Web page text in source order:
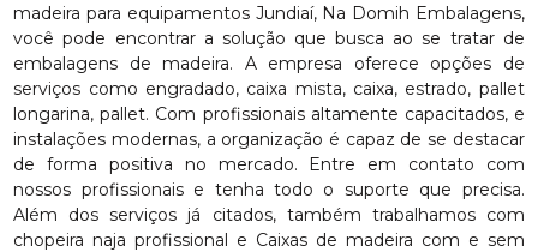
madeira para equipamentos Jundiaí, Na Domih Embalagens,
você pode encontrar a solução que busca ao se tratar de
embalagens de madeira. A empresa oferece opções de
serviços como engradado, caixa mista, caixa, estrado, pallet
longarina, pallet. Com profissionais altamente capacitados, e
instalações modernas, a organização é capaz de se destacar
de forma positiva no mercado. Entre em contato com
nossos profissionais e tenha todo o suporte que precisa.
Além dos serviços já citados, também trabalhamos com
chopeira naja profissional e Caixas de madeira com e sem